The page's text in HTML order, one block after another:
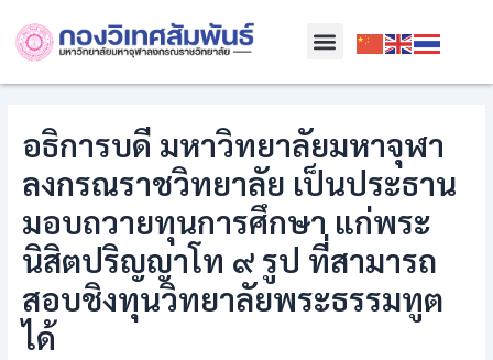
content
Menu
อธิการบดี มหาวิทยาลัยมหาจุฬา
ลงกรณราชวิทยาลัย เป็นประธาน
มอบถวายทุนการศึกษา แก่พระ
นิสิตปริญญาโท ๙ รูป ที่สามารถ
สอบชิงทุนวิทยาลัยพระธรรมทูต
ได้
navigation